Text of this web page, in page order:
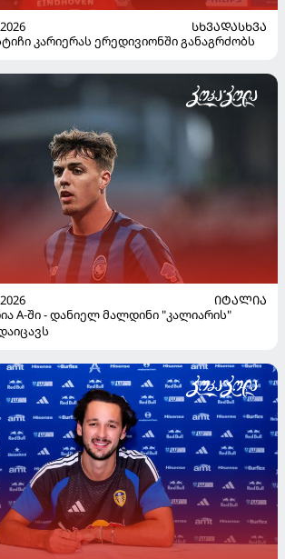
ᲡᲮᲕᲐᲓᲐᲡᲮᲕᲐ
კარიერას ერედივიონში განაგრძობს
ᲘᲢᲐᲚᲘᲐ
A-ში - დანიელ მალდინი "კალიარის"